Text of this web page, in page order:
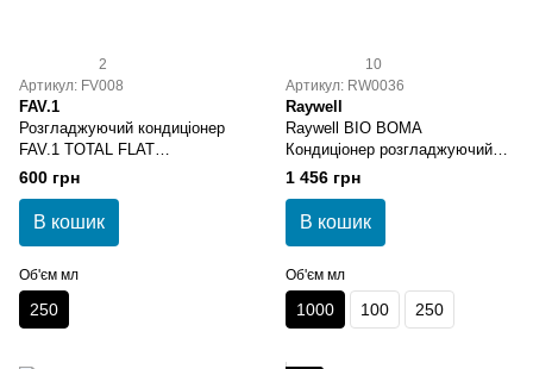
2
Артикул: FV008
FAV.1
Розгладжуючий кондиціонер
FAV.1 TOTAL FLAT
CONDITIONER
600 грн
В кошик
Об'єм мл
250
10
Артикул: RW0036
Raywell
Raywell BIO BOMA
Кондиціонер розгладжуючий
1000 мл
1 456 грн
В кошик
Об'єм мл
1000 100 250